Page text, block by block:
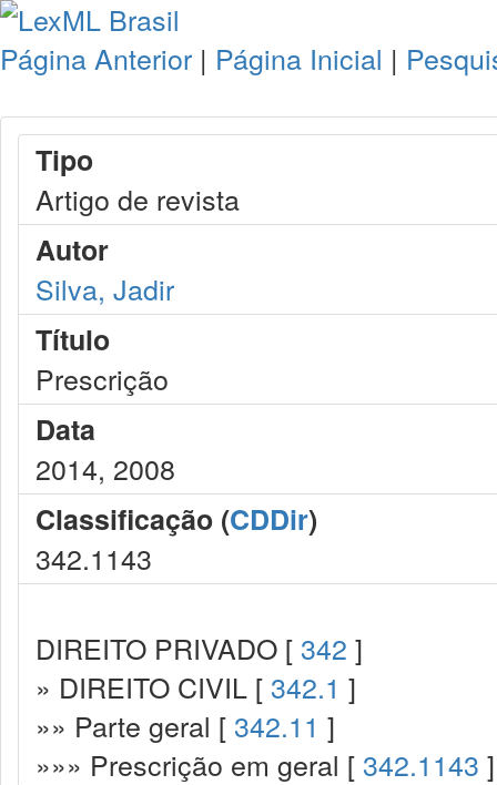
Página Anterior | Página Inicial |
Tipo
Artigo de revista
Autor
Silva, Jadir
Título
Prescrição
Data
2014, 2008
Classificação (CDDir)
342.1143
DIREITO PRIVADO [ 342 ]
» DIREITO CIVIL [ 342.1 ]
»» Parte geral [ 342.11 ]
»»» Prescrição em geral [ 342.1143 ]